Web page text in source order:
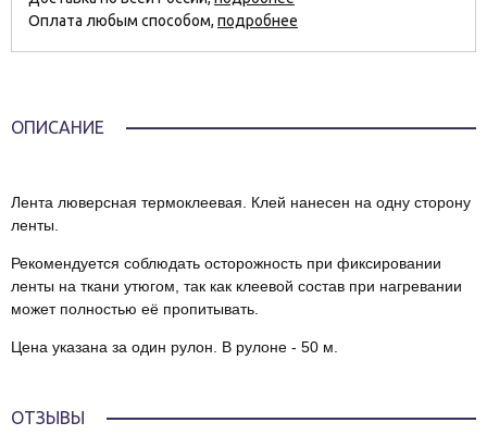
Оплата любым способом, подробнее
ОПИСАНИЕ
Лента люверсная термоклеевая. Клей нанесен на одну сторону
ленты.
Рекомендуется соблюдать осторожность при фиксировании
ленты на ткани утюгом, так как клеевой состав при нагревании
может полностью её пропитывать.
Цена указана за один рулон. В рулоне - 50 м.
ОТЗЫВЫ